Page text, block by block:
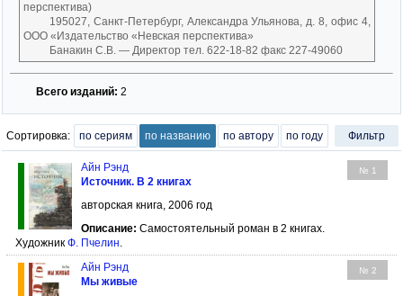
перспектива)
195027, Санкт-Петербург, Александра Ульянова, д. 8, офис 4,
ООО «Издательство «Невская перспектива»
Банакин С.В. — Директор тел. 622-18-82 факс 227-49060
Всего изданий: 2
Сортировка: по сериям по названию по автору по году Фильтр
№ 1
Айн Рэнд
Источник. В 2 книгах
авторская книга, 2006 год
Описание: Самостоятельный роман в 2 книгах.
Художник Ф. Пчелин.
№ 2
Айн Рэнд
Мы живые